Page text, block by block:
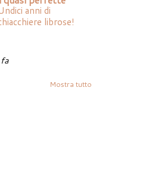
anni di
librose!
Mostra tutto